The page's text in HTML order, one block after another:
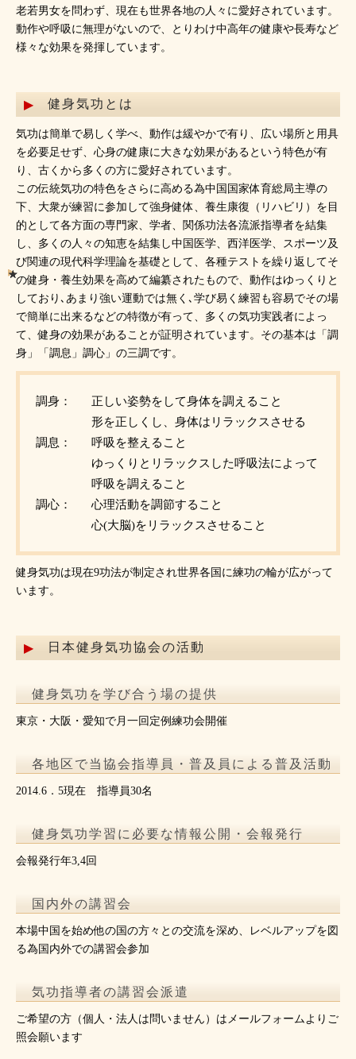
老若男女を問わず、現在も世界各地の人々に愛好されています。
動作や呼吸に無理がないので、とりわけ中高年の健康や長寿など
様々な効果を発揮しています。
健身気功とは
気功は簡単で易しく学べ、動作は緩やかで有り、広い場所と用具
を必要足せず、心身の健康に大きな効果があるという特色が有
り、古くから多くの方に愛好されています。
この伝統気功の特色をさらに高める為中国国家体育総局主導の
下、大衆が練習に参加して強身健体、養生康復（リハビリ）を目
的として各方面の専門家、学者、関係功法各流派指導者を結集
し、多くの人々の知恵を結集し中国医学、西洋医学、スポーツ及
び関連の現代科学理論を基礎として、各種テストを繰り返してそ
の健身・養生効果を高めて編纂されたもので、動作はゆっくりと
しており､あまり強い運動では無く､学び易く練習も容易でその場
で簡単に出来るなどの特徴が有って、多くの気功実践者によっ
て、健身の効果があることが証明されています。その基本は「調
身」「調息」調心」の三調です。
調身：
正しい姿勢をして身体を調えること
形を正しくし、身体はリラックスさせる
調息：
呼吸を整えること
ゆっくりとリラックスした呼吸法によって
呼吸を調えること
調心：
心理活動を調節すること
心(大脳)をリラックスさせること
健身気功は現在9功法が制定され世界各国に練功の輪が広がって
います。
日本健身気功協会の活動
健身気功を学び合う場の提供
東京・大阪・愛知で月一回定例練功会開催
各地区で当協会指導員・普及員による普及活動
2014.6．5現在 指導員30名
健身気功学習に必要な情報公開・会報発行
会報発行年3,4回
国内外の講習会
本場中国を始め他の国の方々との交流を深め、レベルアップを図
る為国内外での講習会参加
気功指導者の講習会派遣
ご希望の方（個人・法人は問いません）はメールフォームよりご
照会願います